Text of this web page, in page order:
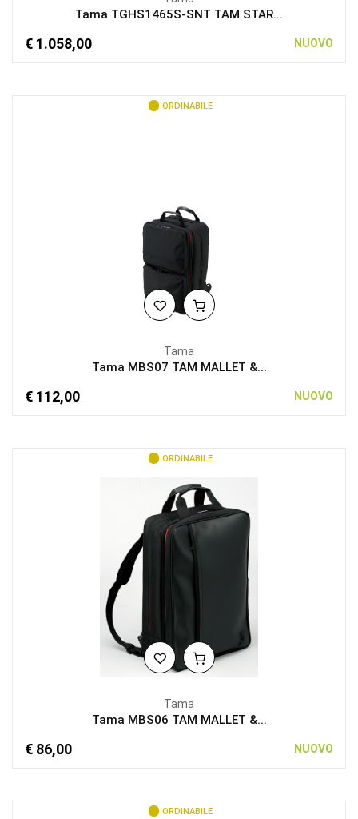
Tama TGHS1465S-SNT TAM STAR...
€ 1.058,00 NUOVO
ORDINABILE
Tama
Tama MBS07 TAM MALLET &...
€ 112,00 NUOVO
ORDINABILE
Tama
Tama MBS06 TAM MALLET &...
€ 86,00 NUOVO
ORDINABILE